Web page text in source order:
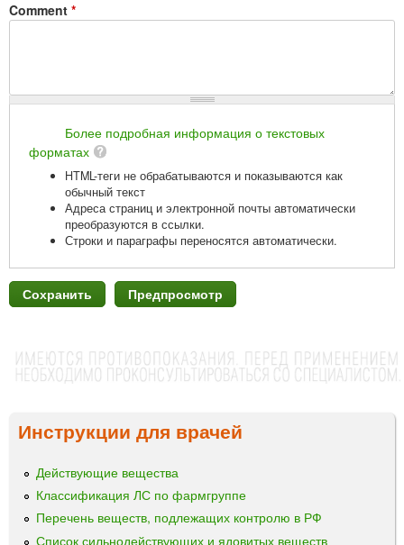
Comment *
Более подробная информация о текстовых
форматах
HTML-теги не обрабатываются и показываются как
обычный текст
Адреса страниц и электронной почты автоматически
преобразуются в ссылки.
Строки и параграфы переносятся автоматически.
Инструкции для врачей
Действующие вещества
Классификация ЛС по фармгруппе
Перечень веществ, подлежащих контролю в РФ
Список сильнодействующих и ядовитых веществ